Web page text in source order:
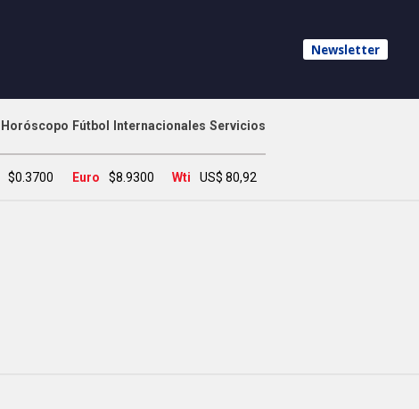
Newsletter
Horóscopo Fútbol Internacionales Servicios
$0.3700 Euro $8.9300 Wti US$ 80,92